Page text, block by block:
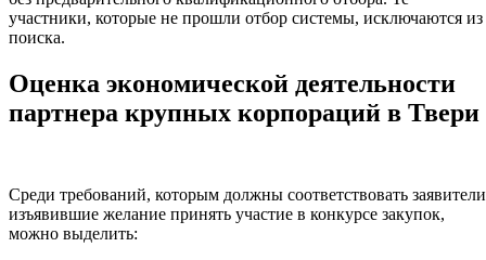
участники, которые не прошли отбор системы, исключаются из
поиска.
Оценка экономической деятельности
партнера крупных корпораций в Твери
Среди требований, которым должны соответствовать
изъявившие желание принять участие в конкурсе закупок,
можно выделить: